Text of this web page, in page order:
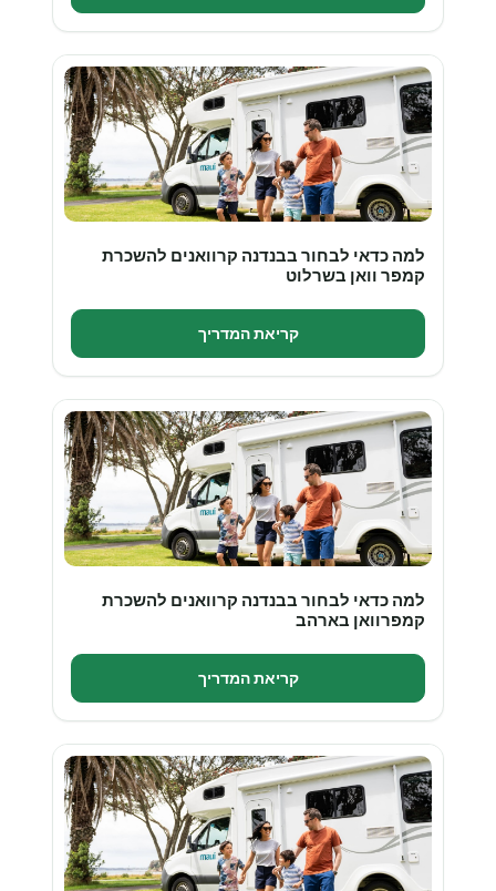
למה כדאי לבחור בבנדנה קרוואנים להשכרת
קמפר וואן בשרלוט
קריאת המדריך
למה כדאי לבחור בבנדנה קרוואנים להשכרת
קמפרוואן בארהב
קריאת המדריך